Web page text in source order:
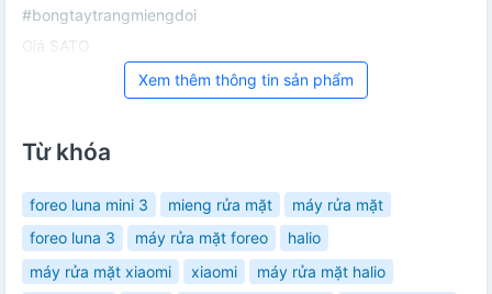
#bongtaytrangmiengdoi
Giá SATO
Xem thêm thông tin sản phẩm
Từ khóa
foreo luna mini 3 mieng rửa mặt
máy rửa mặt
foreo luna 3
máy rửa mặt foreo
halio
máy rửa mặt xiaomi
xiaomi
máy rửa mặt halio